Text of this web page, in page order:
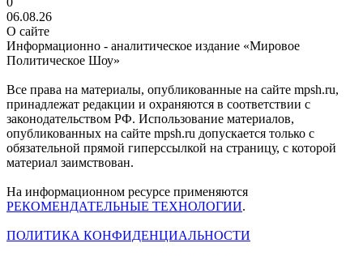
06.08.26
О сайте
Информационно - аналитическое издание «Мировое
Политическое Шоу»
Все права на материалы, опубликованные на сайте mpsh.ru,
принадлежат редакции и охраняются в соответствии с
законодательством РФ. Использование материалов,
опубликованных на сайте mpsh.ru допускается только с
обязательной прямой гиперссылкой на страницу, с которой
материал заимствован.
На информационном ресурсе применяются
РЕКОМЕНДАТЕЛЬНЫЕ ТЕХНОЛОГИИ.
ПОЛИТИКА КОНФИДЕНЦИАЛЬНОСТИ